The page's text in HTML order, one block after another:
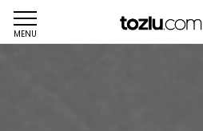
MENU